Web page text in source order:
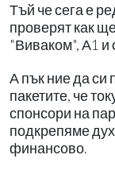
Тъй че сега е
проверят как
"Виваком", А1 и
А пък ние да си
пакетите, че
спонсори на
подкрепяме
финансово.